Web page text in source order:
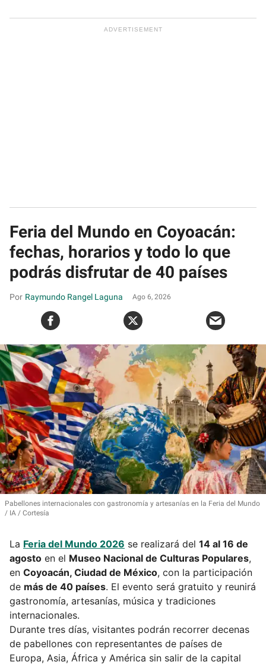
Feria del Mundo en Coyoacán:
fechas, horarios y todo lo que
podrás disfrutar de 40 países
Raymundo Rangel Laguna Ago 6, 2026
Pabellones internacionales con gastronomía y artesanías en la Feria del Mundo
IA / Cortesía
La Feria del Mundo 2026 se realizará del 14 al 16 de
agosto en el Museo Nacional de Culturas Populares,
en Coyoacán, Ciudad de México, con la participación
de más de 40 países. El evento será gratuito y reunirá
gastronomía, artesanías, música y tradiciones
internacionales.
Durante tres días, visitantes podrán recorrer decenas
de pabellones con representantes de países de
Europa, Asia, África y América sin salir de la capital